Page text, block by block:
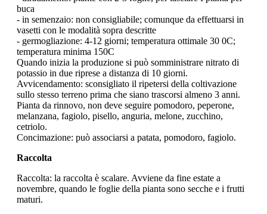
buca
- in semenzaio: non consigliabile; comunque da effettuarsi in
vasetti con le modalità sopra descritte
- germogliazione: 4-12 giorni; temperatura ottimale 30 0C;
temperatura minima 150C
Quando inizia la produzione si può somministrare nitrato di
potassio in due riprese a distanza di 10 giorni.
Avvicendamento: sconsigliato il ripetersi della coltivazione
sullo stesso terreno prima che siano trascorsi almeno 3 anni.
Pianta da rinnovo, non deve seguire pomodoro, peperone,
melanzana, fagiolo, pisello, anguria, melone, zucchino,
cetriolo.
Concimazione: può associarsi a patata, pomodoro, fagiolo.
Raccolta
Raccolta: la raccolta è scalare. Avviene da fine estate a
novembre, quando le foglie della pianta sono secche e i frutti
maturi.